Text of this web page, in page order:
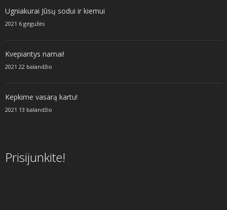
Ugniakurai Jūsų sodui ir kiemui
2021 6 gegužės
Kvepiantys namai!
2021 22 balandžio
Kepkime vasarą kartu!
2021 13 balandžio
Prisijunkite!